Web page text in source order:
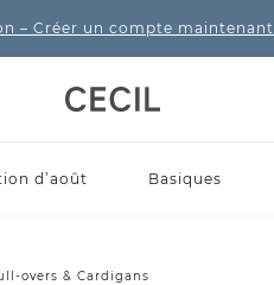
– Créer un compte maintenant
d’août Basiques
overs & Cardigans